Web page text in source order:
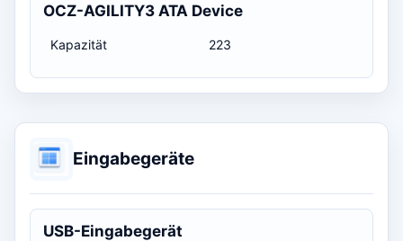
OCZ-AGILITY3 ATA Device
Kapazität 223
Eingabegeräte
USB-Eingabegerät